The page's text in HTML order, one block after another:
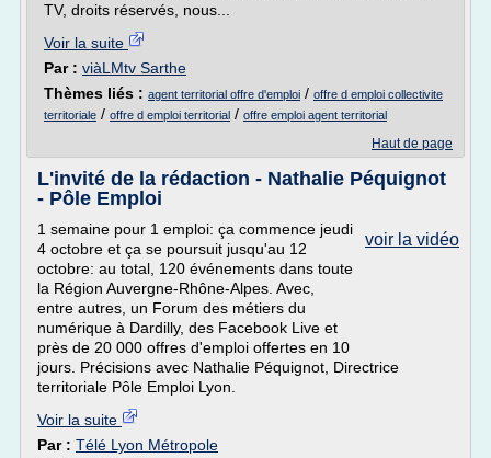
TV, droits réservés, nous...
Voir la suite
Par : viàLMtv Sarthe
Thèmes liés : agent territorial offre d'emploi / offre d emploi collectivite
territoriale / offre d emploi territorial / offre emploi agent territorial
Haut de page
L'invité de la rédaction - Nathalie Péquignot
- Pôle Emploi
voir la vidéo
1 semaine pour 1 emploi: ça commence jeudi
4 octobre et ça se poursuit jusqu'au 12
octobre: au total, 120 événements dans toute
la Région Auvergne-Rhône-Alpes. Avec,
entre autres, un Forum des métiers du
numérique à Dardilly, des Facebook Live et
près de 20 000 offres d'emploi offertes en 10
jours. Précisions avec Nathalie Péquignot, Directrice
territoriale Pôle Emploi Lyon.
Voir la suite
Par : Télé Lyon Métropole